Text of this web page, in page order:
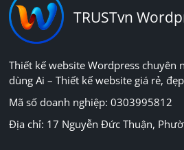
TRUSTvn
Thiết kế website Wordpress chuyên
dùng Ai – Thiết kế website giá rẻ,
Mã số doanh nghiệp: 0303995812
Địa chỉ: 17 Nguyễn Đức Thuận,